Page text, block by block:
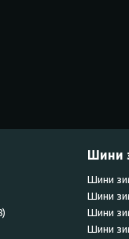
Шини
Шини
Шини
Шини
Шини